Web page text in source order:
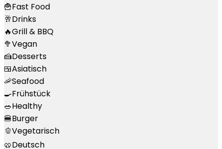
🍟Fast Food
🥂Drinks
🔥Grill & BBQ
🥦Vegan
🍰Desserts
🍱Asiatisch
🦐Seafood
🍳Frühstück
🥗Healthy
🍔Burger
🫑Vegetarisch
🥨Deutsch